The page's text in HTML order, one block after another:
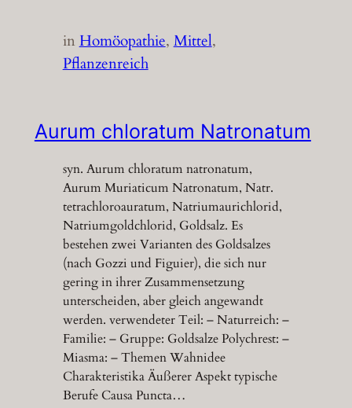
inHomöopathie, Mittel
Pflanzenreich
Aurum chloratum Natronatum
syn. Aurum chloratum natronatum,
Aurum Muriaticum Natronatum, Natr.
tetrachloroauratum, Natriumaurichlorid,
Natriumgoldchlorid, Goldsalz. Es
bestehen zwei Varianten des Goldsalzes
(nach Gozzi und Figuier), die sich nur
gering in ihrer Zusammensetzung
unterscheiden, aber gleich angewandt
werden. verwendeter Teil: – Naturreich: –
Familie: – Gruppe: Goldsalze Polychrest: –
Miasma: – Themen Wahnidee
Charakteristika Äußerer Aspekt typische
Berufe Causa Puncta…